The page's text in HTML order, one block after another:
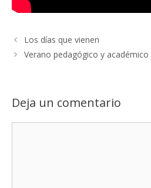
Los días que vienen
Verano pedagógico y académico
Deja un comentario